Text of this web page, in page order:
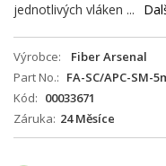
jednotlivých vláken ...
Výrobce
Fiber Arsenal
Part No.
FA-SC/APC-SM-
Kód
00033671
Záruka 24 Měsíce